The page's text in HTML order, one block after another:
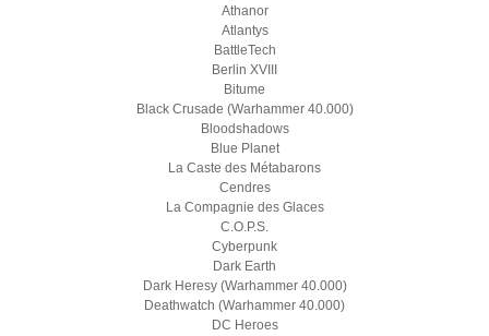
Athanor
Atlantys
BattleTech
Berlin XVIII
Bitume
Black Crusade (Warhammer 40.000)
Bloodshadows
Blue Planet
La Caste des Métabarons
Cendres
La Compagnie des Glaces
C.O.P.S.
Cyberpunk
Dark Earth
Dark Heresy (Warhammer 40.000)
Deathwatch (Warhammer 40.000)
DC Heroes